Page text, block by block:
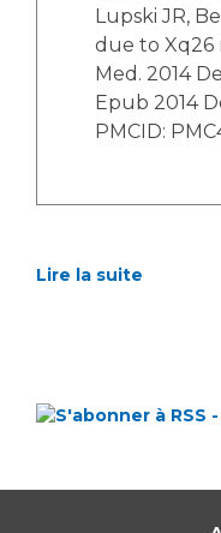
Lupski JR,
due to Xq26
Med. 2014
Epub 2014
PMCID:
Lire la suite